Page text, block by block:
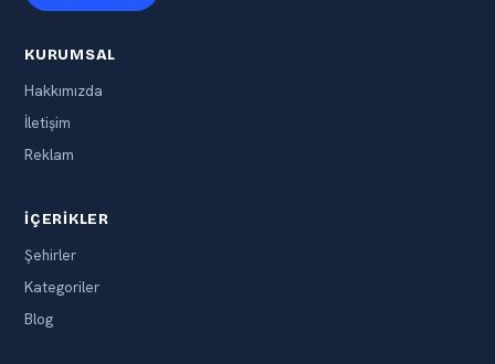
KURUMSAL
Hakkımızda
İletişim
Reklam
İÇERIKLER
Şehirler
Kategoriler
Blog